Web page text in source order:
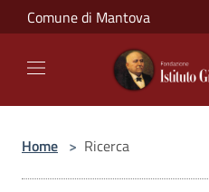
Salta al contenuto principale
Comune di Mantova
Home > Ricerca